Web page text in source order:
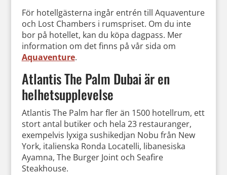
För hotellgästerna ingår entrén till Aquaventure
och Lost Chambers i rumspriset. Om du inte
bor på hotellet, kan du köpa dagpass. Mer
information om det finns på vår sida om
Aquaventure.
Atlantis The Palm Dubai är en
helhetsupplevelse
Atlantis The Palm har fler än 1500 hotellrum, ett
stort antal butiker och hela 23 restauranger,
exempelvis lyxiga sushikedjan Nobu från New
York, italienska Ronda Locatelli, libanesiska
Ayamna, The Burger Joint och Seafire
Steakhouse.